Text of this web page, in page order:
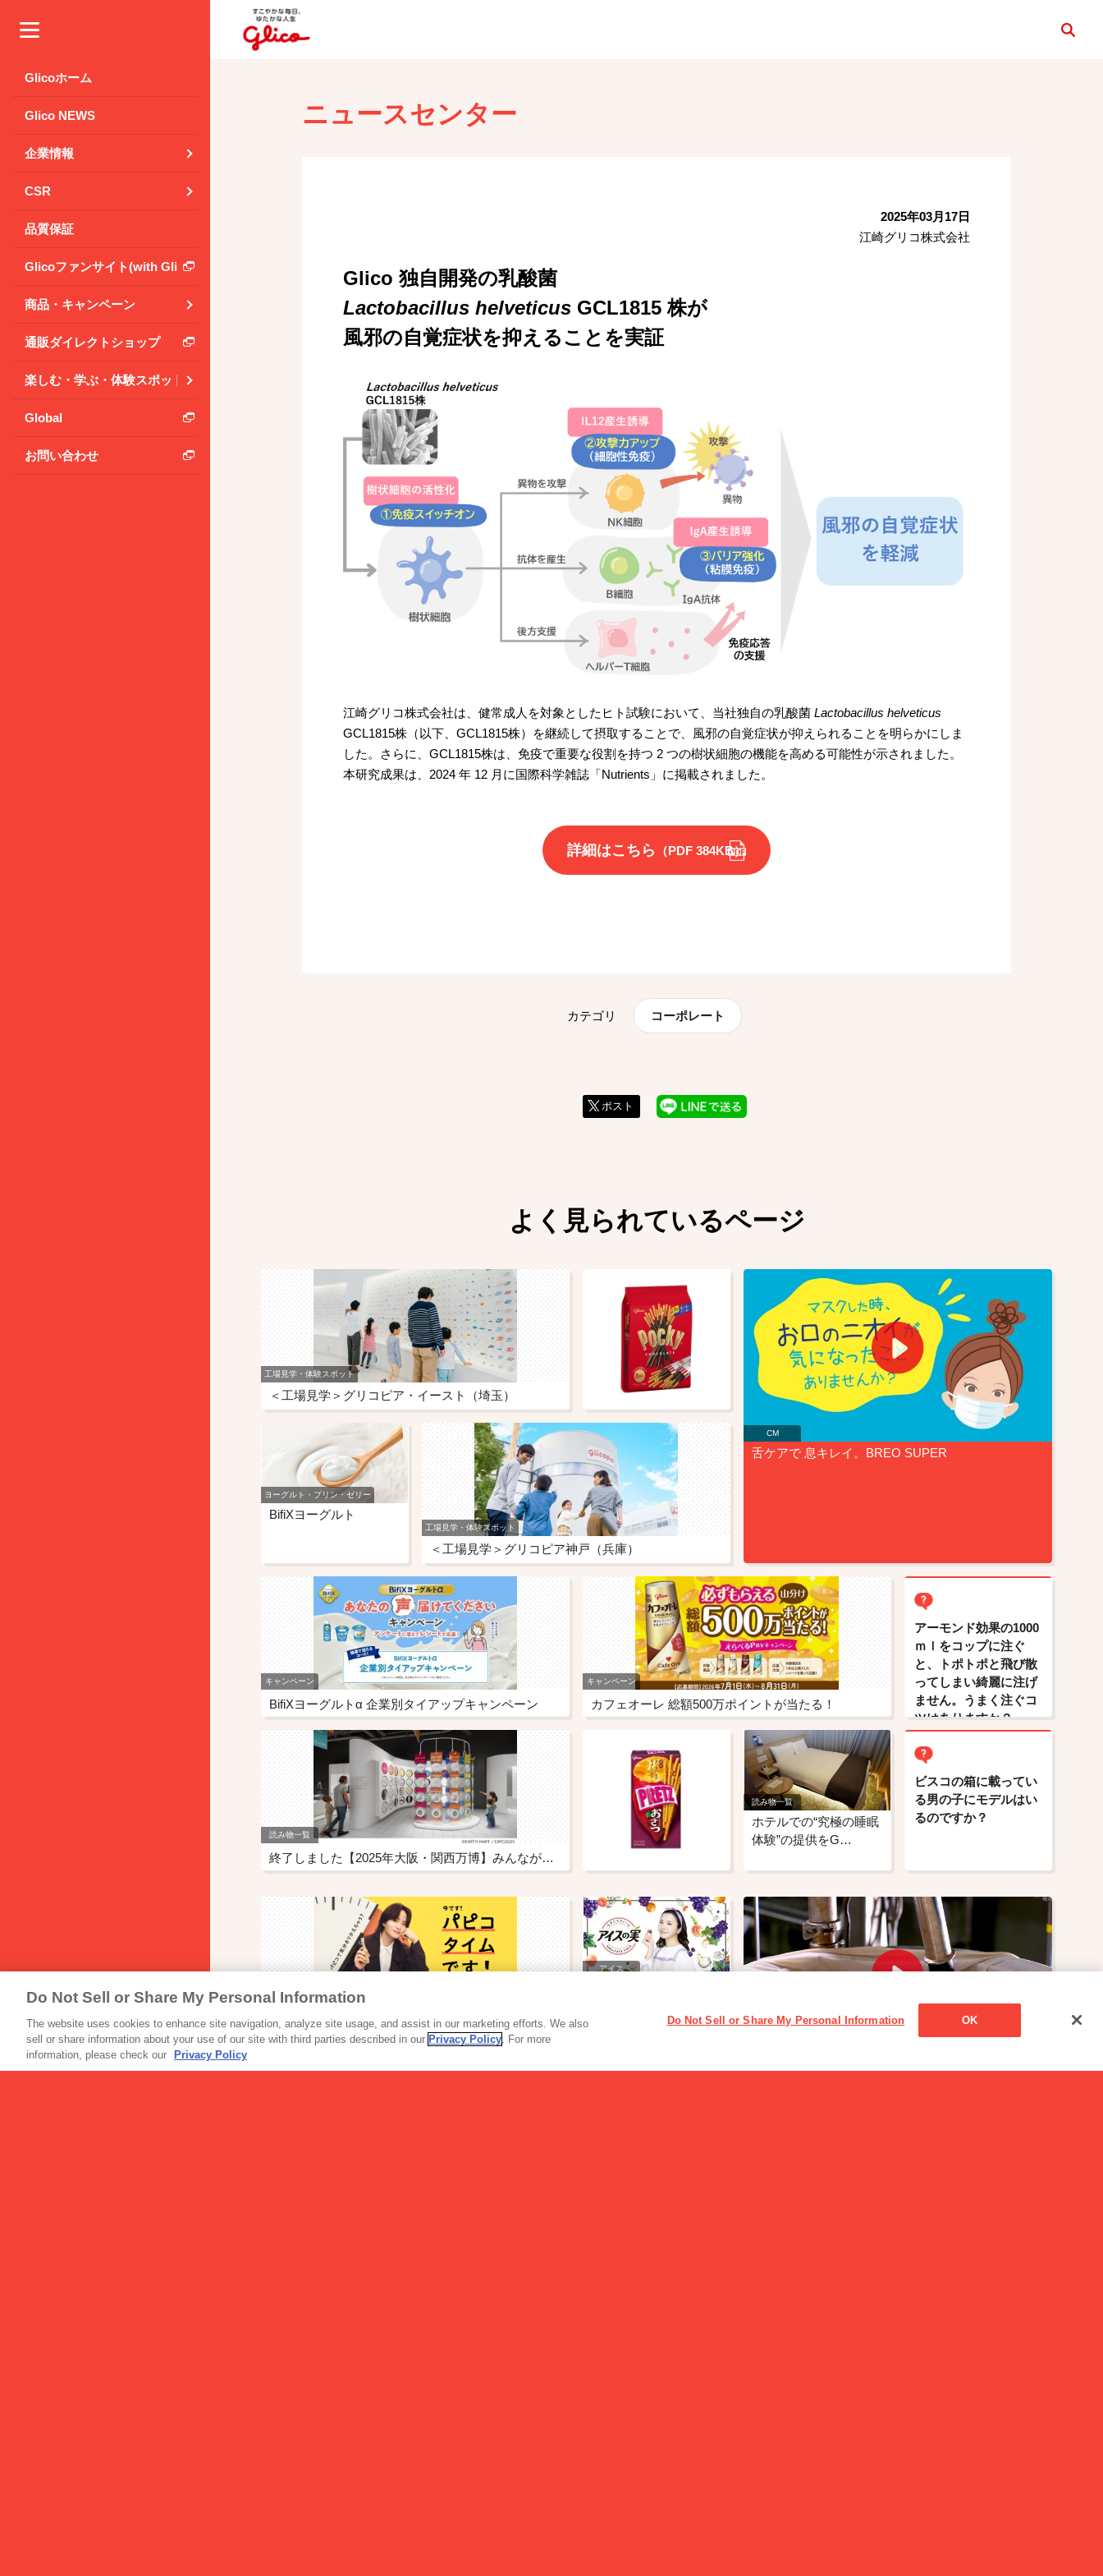
Glicoホーム
Glico NEWS
企業情報
CSR
品質保証
Glicoファンサイト(with Glico Park)
商品・キャンペーン
通販ダイレクトショップ
楽しむ・学ぶ・体験スポット
Global
お問い合わせ
ニュースセンター
2025年03月17日
江崎グリコ株式会社
Glico 独⾃開発の乳酸菌
Lactobacillus helveticus GCL1815 株が
風邪の⾃覚症状を抑えることを実証
江崎グリコ株式会社は、健常成⼈を対象としたヒト試験において、当社独⾃の乳酸菌 Lactobacillus helveticus
GCL1815株（以下、GCL1815株）を継続して摂取することで、風邪の⾃覚症状が抑えられることを明らかにしま
した。さらに、GCL1815株は、免疫で重要な役割を持つ 2 つの樹状細胞の機能を⾼める可能性が⽰されました。
本研究成果は、2024 年 12 ⽉に国際科学雑誌「Nutrients」に掲載されました。
詳細はこちら （PDF 384KB）
カテゴリ コーポレート
ポスト
よく見られているページ
工場見学・体験スポット
＜工場見学＞グリコピア・イースト（埼玉）
ヨーグルト・プリン・ゼリー
BifiXヨーグルト
工場見学・体験スポット
＜工場見学＞グリコピア神戸（兵庫）
CM
舌ケアで 息キレイ。BREO SUPER
キャンペーン
BifiXヨーグルトα 企業別タイアップキャンペーン
読み物一覧
終了しました【2025年大阪・関西万博】みんなが幸せになる未来のお菓子のアイデアを募集
キャンペーン
カフェオーレ 総額500万ポイントが当たる！
アーモンド効果の1000
ｍｌをコップに注ぐ
と、トポトポと飛び散
ってしまい綺麗に注げ
ません。うまく注ぐコ
ツはありますか？
読み物一覧
ホテルでの“究極の睡眠
体験”の提供をG…
ビスコの箱に載ってい
る男の子にモデルはい
るのですか？
アイス
パピコ ブランドサイト
アイス
Do Not Sell or Share My Personal Information
The website uses cookies to enhance site navigation, analyze site usage, and assist in our marketing efforts. We also
sell or share information about your use of our site with third parties described in our Privacy Policy. For more
information, please check our
Privacy Policy
Do Not Sell or Share My Personal Information OK